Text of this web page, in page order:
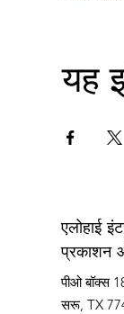
यह
एलोहाई
प्रकाशन
पीओ बॉक्स
सरू, TX